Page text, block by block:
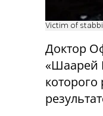
Victim of
Доктор
«Шаарей